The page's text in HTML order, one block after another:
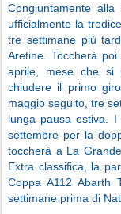
Congiuntamente
ufficialmente la
tre settimane più
Aretine. Toccherà
aprile, mese che si
chiudere il primo
maggio seguito, tre
lunga pausa estiva.
settembre per la
toccherà a La
Extra classifica, la
Coppa A112
settimane prima di